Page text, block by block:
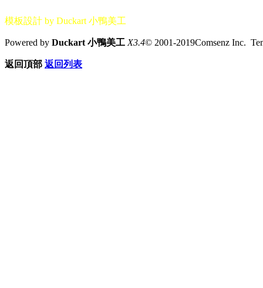
模板設計 by Duckart 小鴨美工
Powered by Duckart 小鴨美工 X3.4© 2001-2019Comsenz Inc.
返回頂部 返回列表